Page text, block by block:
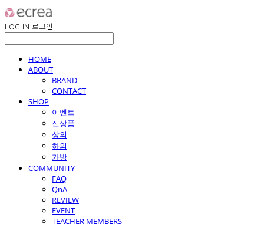
LOG IN 로그인
HOME
ABOUT
BRAND
CONTACT
SHOP
이벤트
신상품
상의
하의
가방
COMMUNITY
FAQ
QnA
REVIEW
EVENT
TEACHER MEMBERS